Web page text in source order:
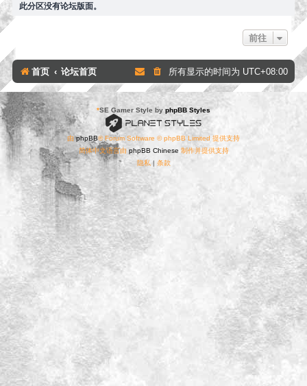
此分区没有论坛版面。
前往
首页 论坛首页 所有显示的时间为 UTC+08:00
*SE Gamer Style by phpBB Styles
由phpBB® Forum Software © phpBB Limited 提供支持
简体中文语言由 phpBB Chinese 制作并提供支持
隐私 | 条款